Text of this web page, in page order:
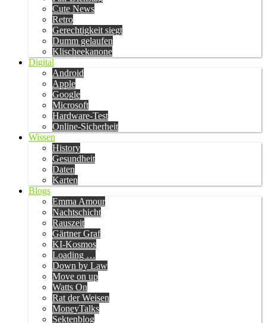
Cute News
Retro
Gerechtigkeit siegt
Dumm gelaufen
Klischeekanone
Digital
Android
Apple
Google
Microsoft
Hardware-Test
Online-Sicherheit
Wissen
History
Gesundheit
Daten
Karten
Blogs
Emma Amour
Nachtschicht
Rauszeit
Gärtner Graf
KI-Kosmos
Loading …
Down by Law
Move on up
Watts On
Rat der Weisen
MoneyTalks
Sektenblog